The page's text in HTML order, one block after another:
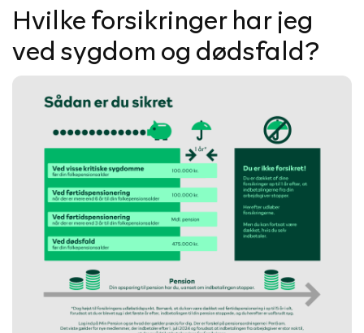
Hvilke forsikringer har jeg
ved sygdom og dødsfald?